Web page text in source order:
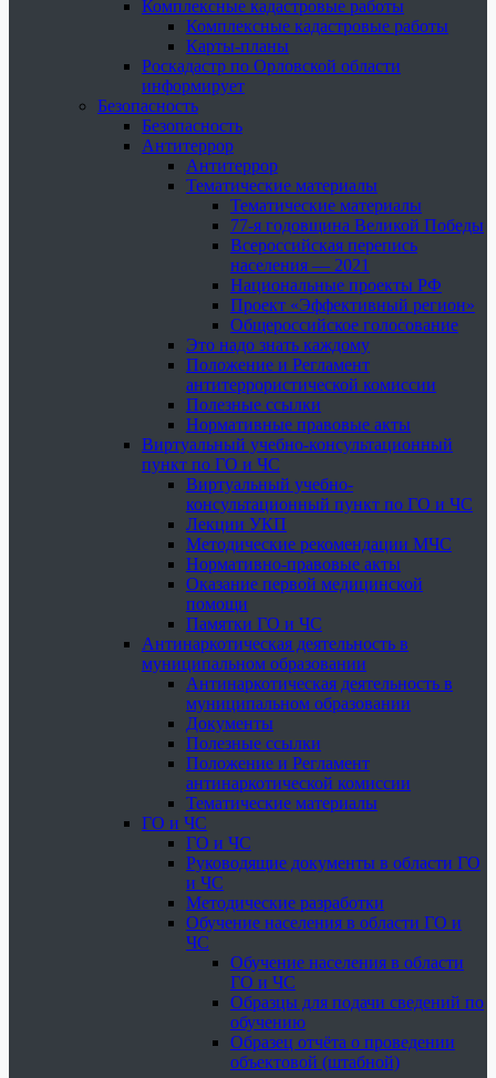
Комплексные кадастровые работы
Комплексные кадастровые работы
Карты-планы
Роскадастр по Орловской области
информирует
Безопасность
Безопасность
Антитеррор
Антитеррор
Тематические материалы
Тематические материалы
77-я годовщина Великой Победы
Всероссийская перепись
населения — 2021
Национальные проекты РФ
Проект «Эффективный регион»
Общероссийское голосование
Это надо знать каждому
Положение и Регламент
антитеррористической комиссии
Полезные ссылки
Нормативные правовые акты
Виртуальный учебно-консультационный
пункт по ГО и ЧС
Виртуальный учебно-
консультационный пункт по ГО и ЧС
Лекции УКП
Методические рекомендации МЧС
Нормативно-правовые акты
Оказание первой медицинской
помощи
Памятки ГО и ЧС
Антинаркотическая деятельность в
муниципальном образовании
Антинаркотическая деятельность в
муниципальном образовании
Документы
Полезные ссылки
Положение и Регламент
антинаркотической комиссии
Тематические материалы
ГО и ЧС
ГО и ЧС
Руководящие документы в области ГО
и ЧС
Методические разработки
Обучение населения в области ГО и
ЧС
Обучение населения в области
ГО и ЧС
Образцы для подачи сведений по
обучению
Образец отчёта о проведении
объектовой (штабной)